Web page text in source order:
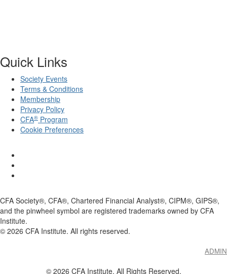
Quick Links
Society Events
Terms & Conditions
Membership
Privacy Policy
CFA® Program
Cookie Preferences
CFA Society®, CFA®, Chartered Financial Analyst®, CIPM®, GIPS®,
and the pinwheel symbol are registered trademarks owned by CFA
Institute.
© 2026 CFA Institute. All rights reserved.
ADMIN
© 2026 CFA Institute. All Rights Reserved.